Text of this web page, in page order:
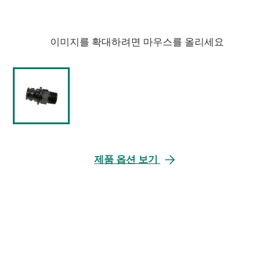
이미지를 확대하려면 마우스를 올리세요
제품 옵션 보기